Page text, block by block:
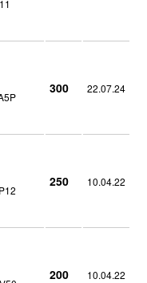
300 22.07.24
250 10.04.22
200 10.04.22